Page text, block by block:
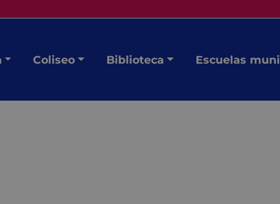
Coliseo Biblioteca Escuelas